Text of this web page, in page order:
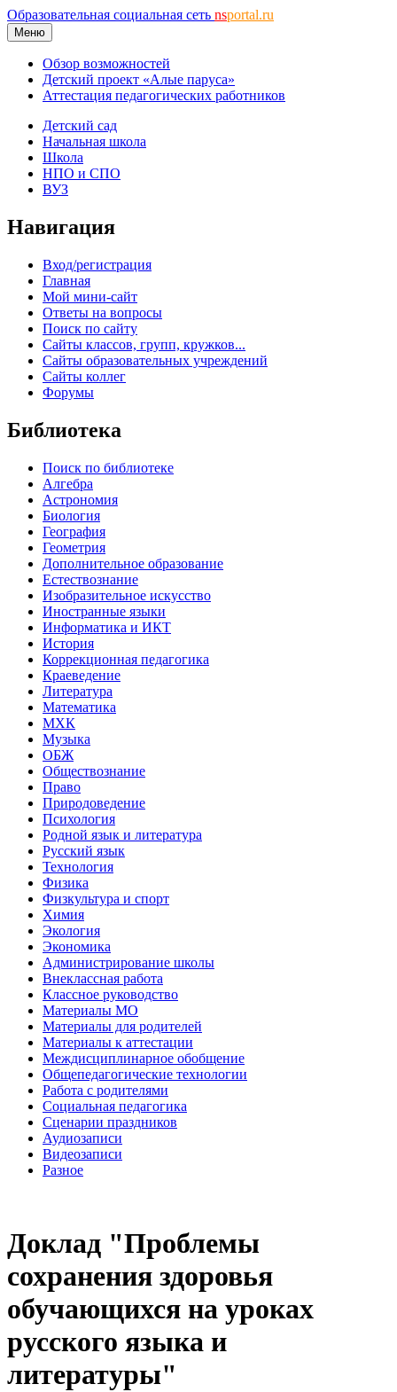
Образовательная социальная сеть nsportal.ru
Меню
Обзор возможностей
Детский проект «Алые паруса»
Аттестация педагогических работников
Детский сад
Начальная школа
Школа
НПО и СПО
ВУЗ
Навигация
Вход/регистрация
Главная
Мой мини-сайт
Ответы на вопросы
Поиск по сайту
Сайты классов, групп, кружков...
Сайты образовательных учреждений
Сайты коллег
Форумы
Библиотека
Поиск по библиотеке
Алгебра
Астрономия
Биология
География
Геометрия
Дополнительное образование
Естествознание
Изобразительное искусство
Иностранные языки
Информатика и ИКТ
История
Коррекционная педагогика
Краеведение
Литература
Математика
МХК
Музыка
ОБЖ
Обществознание
Право
Природоведение
Психология
Родной язык и литература
Русский язык
Технология
Физика
Физкультура и спорт
Химия
Экология
Экономика
Администрирование школы
Внеклассная работа
Классное руководство
Материалы МО
Материалы для родителей
Материалы к аттестации
Междисциплинарное обобщение
Общепедагогические технологии
Работа с родителями
Социальная педагогика
Сценарии праздников
Аудиозаписи
Видеозаписи
Разное
Доклад "Проблемы
сохранения здоровья
обучающихся на уроках
русского языка и
литературы"